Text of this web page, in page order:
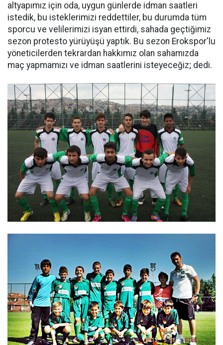
altyapımız için oda, uygun günlerde idman saatleri
istedik, bu isteklerimizi reddettiler, bu durumda tüm
sporcu ve velilerimizi isyan ettirdi, sahada geçtiğimiz
sezon protesto yürüyüşü yaptık. Bu sezon Erokspor'lu
yöneticilerden tekrardan hakkımız olan sahamızda
maç yapmamızı ve idman saatlerini isteyeceğiz; dedi.